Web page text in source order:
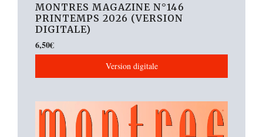
MONTRES MAGAZINE N°146
PRINTEMPS 2026 (VERSION
DIGITALE)
6,50€